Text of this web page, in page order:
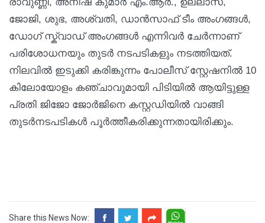
ജോജി, ശുഭ, അശ്വതി, ഡാൻസാഫ് ടീം അംഗങ്ങൾ,
ഡോഗ് സ്ക്വാഡ് അംഗങ്ങൾ എന്നിവർ ചേർന്നാണ്
പരിശോധനയും തുടർ നടപടികളും നടത്തിയത്.
നിലവിൽ ഇടുക്കി കരിങ്കുന്നം പോലീസ് സ്റ്റേഷനിൽ 10
കിലോയോളം കഞ്ചാവുമായി പിടിയിൽ ആയിട്ടുള്ള
പ്രതി ജിജോ ജോർജിനെ കസ്റ്റഡിയിൽ വാങ്ങി
തുടർനടപടികൾ പൂർത്തീകരിക്കുന്നതായിരിക്കും.
Share this News Now: